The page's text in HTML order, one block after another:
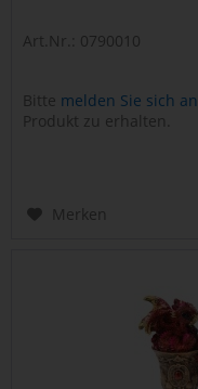
Art.Nr.: 0790010
Bitte melden Sie sich an
Produkt zu erhalten.
Merken